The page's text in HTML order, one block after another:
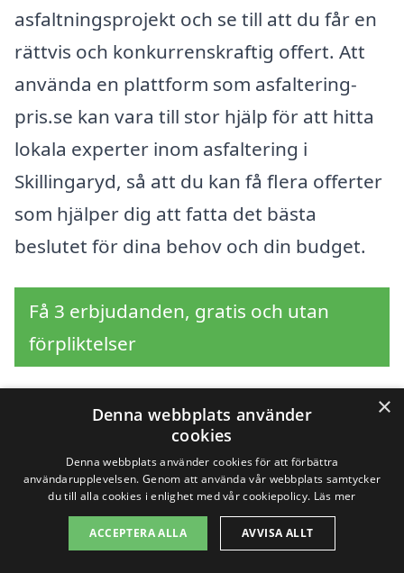
asfaltningsprojekt och se till att du får en
rättvis och konkurrenskraftig offert. Att
använda en plattform som asfaltering-
pris.se kan vara till stor hjälp för att hitta
lokala experter inom asfaltering i
Skillingaryd, så att du kan få flera offerter
som hjälper dig att fatta det bästa
beslutet för dina behov och din budget.
Få 3 erbjudanden, gratis och utan
förpliktelser
Sök efter en
professionell för
asfaltering i andra
×
Denna webbplats använder
cookies
Denna webbplats använder cookies för att förbättra
användarupplevelsen. Genom att använda vår webbplats samtycker
du till alla cookies i enlighet med vår cookiepolicy. Läs mer
ACCEPTERA ALLA AVVISA ALLT